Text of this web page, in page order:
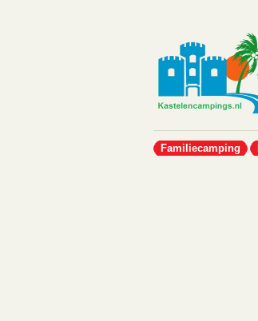
Familiecamping